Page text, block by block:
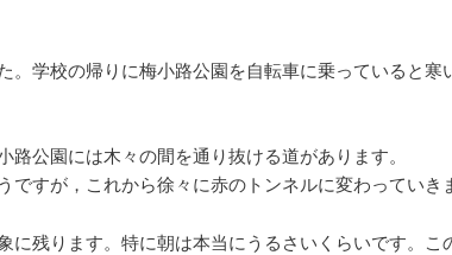
。学校の帰りに梅小路公園を自転車に乗っていると寒
公園には木々の間を通り抜ける道があります。
すが，これから徐々に赤のトンネルに変わっていき
に残ります。特に朝は本当にうるさいくらいです。こ